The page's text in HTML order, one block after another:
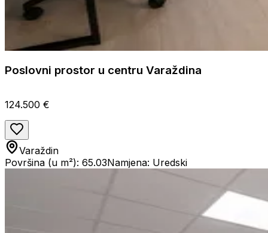
Poslovni prostor u centru Varaždina
124.500 €
Varaždin
Površina (u m²): 65.03Namjena: Uredski